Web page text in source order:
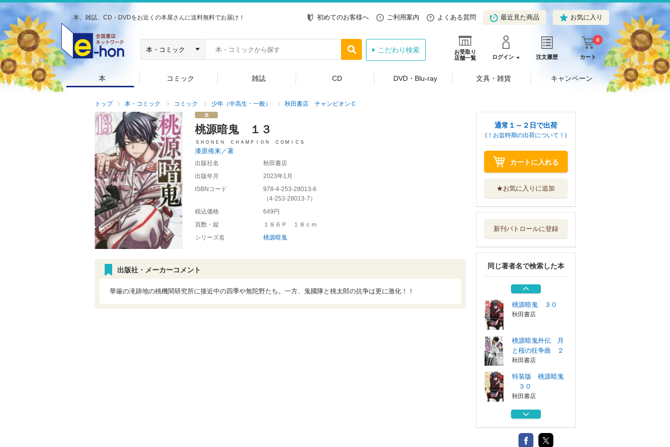
本、雑誌、CD・DVDをお近くの本屋さんに送料無料でお届け！ 初めてのお客様へ ご利用案内 よくある質問 最近見た商品 お気に入り
お受取り
店舗一覧
ログイン 注文履歴 カート
0
こだわり検索
本 コミック 雑誌 CD DVD・Blu-ray 文具・雑貨 キャンペーン
トップ 本・コミック コミック 少年（中高生・一般） 秋田書店 チャンピオンＣ
桃源暗鬼 １３
ＳＨＯＮＥＮ ＣＨＡＭＰＩＯＮ ＣＯＭＩＣＳ
漆原侑来／著
出版社名
秋田書店
出版年月
2023年1月
ISBNコード
978-4-253-28013-6
（4-253-28013-7 ）
税込価格
649円
頁数・縦
１８６Ｐ １８ｃｍ
シリーズ名
桃源暗鬼
出版社・メーカーコメント
華厳の滝跡地の桃機関研究所に接近中の四季や無陀野たち。一方、鬼國隊と桃太郎の抗争は更に激化！！
通常１～２日で出荷
(！お盆時期の出荷について！)
カートに入れる
★お気に入りに追加
新刊パトロールに登録
同じ著者名で検索した本
特装版 桃源暗鬼
３０
桃源暗鬼 １－２
秋田書店
桃源暗鬼 ２９
秋田書店
桃源暗鬼 ３０
秋田書店
桃源暗鬼外伝 月
と桜の狂争曲 ２
秋田書店
特装版 桃源暗鬼
３０
秋田書店
桃源暗鬼 １－２
秋田書店